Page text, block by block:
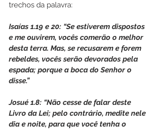
trechos da palavra:
Isaías 1.19 e 20: “Se estiverem dispostos
e me ouvirem, vocês comerão o melhor
desta terra. Mas, se recusarem e forem
rebeldes, vocês serão devorados pela
espada; porque a boca do Senhor o
disse.”
Josué 1.8: “Não cesse de falar deste
Livro da Lei; pelo contrário, medite nele
dia e noite, para que você tenha o